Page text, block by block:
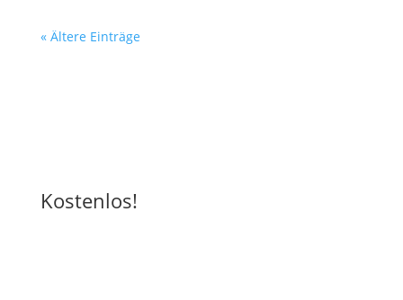
« Ältere Einträge
Kostenlos!